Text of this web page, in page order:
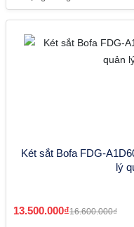
Két sắt Bofa FDG-
lý
13.500.000₫16.600.000₫